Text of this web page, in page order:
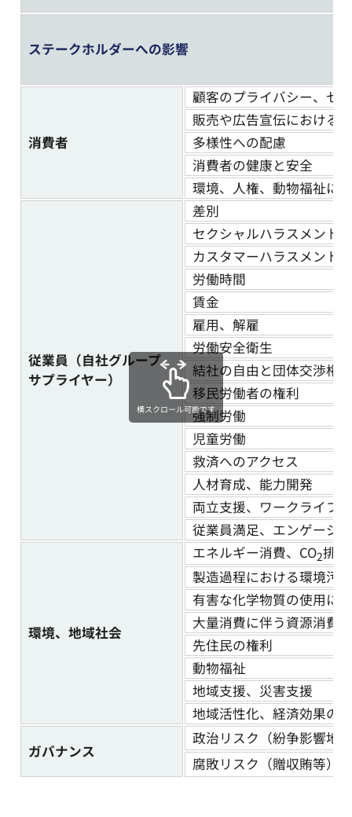
ステークホルダーへの影響
消費者
顧客のプライバシー、セ
販売や広告宣伝における
多様性への配慮
消費者の健康と安全
環境、人権、動物福祉に
従業員（自社グループ、
サプライヤー）
差別
セクシャルハラスメント
カスタマーハラスメント
労働時間
賃金
雇用、解雇
労働安全衛生
結社の自由と団体交渉権
移民労働者の権利
強制労働
児童労働
救済へのアクセス
人材育成、能力開発
両立支援、ワークライフ
従業員満足、エンゲージ
環境、地域社会
エネルギー消費、CO2排出
製造過程における環境汚
有害な化学物質の使用に
大量消費に伴う資源消費
先住民の権利
動物福祉
地域支援、災害支援
地域活性化、経済効果の
ガバナンス
政治リスク（紛争影響地
腐敗リスク（贈収賄等）
横スクロール可能です